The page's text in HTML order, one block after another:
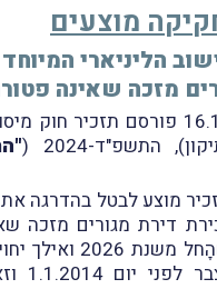
מוצעים
הליניארי
מזכה שאינה
ביום 16.1.2024 פורסם תזכיר
התשפ"ד-2024 (
מוצע לבטל בהדרגה את
דירת מגורים מזכה
כך שהָחל משנת